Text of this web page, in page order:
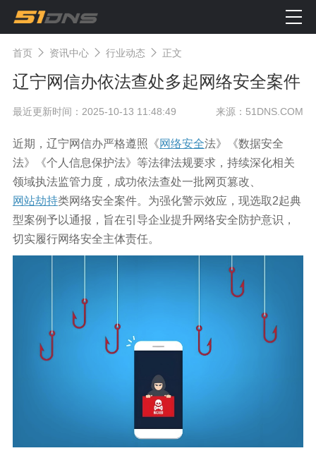
首页 资讯中心 行业动态 正文
辽宁网信办依法查处多起网络安全案件
最近更新时间：2025-10-13 11:48:49 来源：51DNS.COM
近期，辽宁网信办严格遵照《网络安全法》《数据安全
法》《个人信息保护法》等法律法规要求，持续深化相关
领域执法监管力度，成功依法查处一批网页篡改、
网站劫持类网络安全案件。为强化警示效应，现选取2起典
型案例予以通报，旨在引导企业提升网络安全防护意识，
切实履行网络安全主体责任。